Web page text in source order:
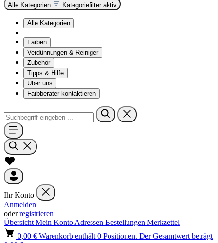
Alle Kategorien Kategoriefilter aktiv
Alle Kategorien
Farben
Verdünnungen & Reiniger
Zubehör
Tipps & Hilfe
Über uns
Farbberater kontaktieren
Ihr Konto
Anmelden
oderregistrieren
Übersicht Mein Konto Adressen Bestellungen Merkzettel
0,00 € Warenkorb enthält 0 Positionen. Der Gesamtwert beträgt